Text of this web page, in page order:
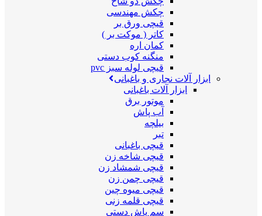
چکش مهندسی
قیچی ورق بر
کاتر ( موکت بر )
کمان اره
منگنه کوب دستی
قیچی لوله سبز pvc
ابزار آلات نجاری و باغبانی
ابزار آلات باغبانی
موتور برق
آب پاش
بیلچه
تبر
قیچی باغبانی
قیچی شاخه زن
قیچی شمشاد زن
قیچی چمن زن
قیچی میوه چین
قیچی قلمه زنی
سم پاش دستی